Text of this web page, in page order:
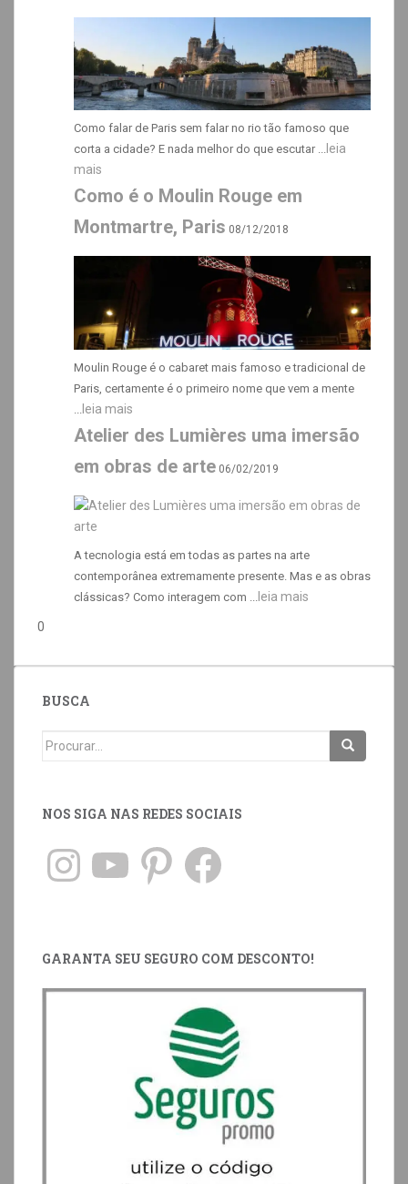
Como falar de Paris sem falar no rio tão famoso que
corta a cidade? E nada melhor do que escutar ... leia
mais
Como é o Moulin Rouge em
Montmartre, Paris 08/12/2018
Moulin Rouge é o cabaret mais famoso e tradicional de
Paris, certamente é o primeiro nome que vem a mente
... leia mais
Atelier des Lumières uma imersão
em obras de arte 06/02/2019
A tecnologia está em todas as partes na arte
contemporânea extremamente presente. Mas e as obras
clássicas? Como interagem com ... leia mais
0
BUSCA
NOS SIGA NAS REDES SOCIAIS
GARANTA SEU SEGURO COM DESCONTO!